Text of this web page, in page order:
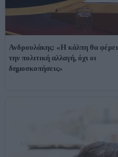
Ανδρουλάκης: «Η κάλπη θα φέρει
την πολιτική αλλαγή, όχι οι
δημοσκοπήσεις»